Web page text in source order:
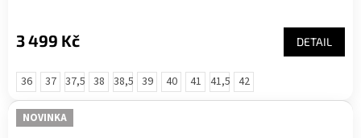
3 499 Kč DETAIL
36 37 37,5 38 38,5 39 40 41 41,5 42
NOVINKA